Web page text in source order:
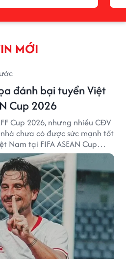
MỚI
đánh bại tuyển Việt
Cup 2026
Cup 2026, nhưng nhiều CĐV
chưa có được sức mạnh tốt
Nam tại FIFA ASEAN Cup